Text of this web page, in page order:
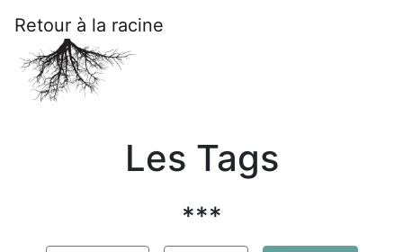
Retour à la racine
Les Tags
***